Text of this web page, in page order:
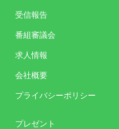
受信報告
番組審議会
求人情報
会社概要
プライバシーポリシー
プレゼント